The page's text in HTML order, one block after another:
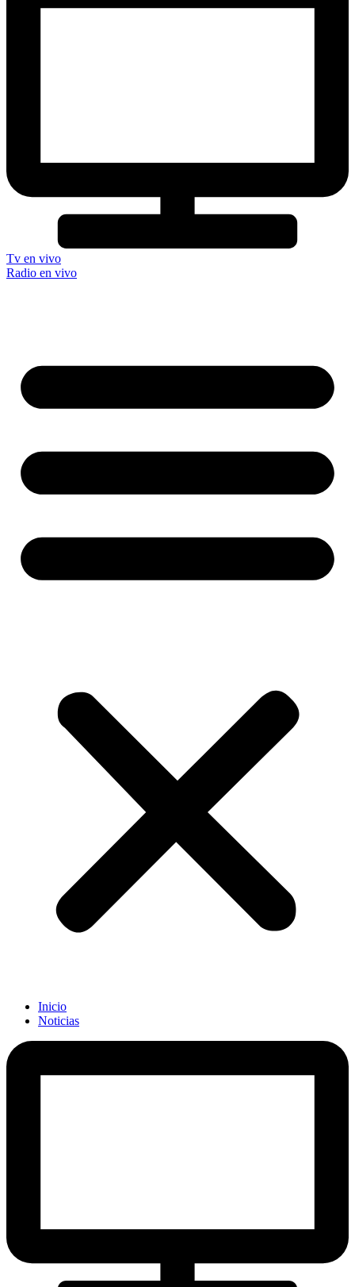
Tv en vivo
Radio en vivo
Inicio
Noticias